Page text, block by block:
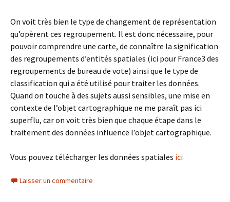
On voit très bien le type de changement de représentation
qu’opèrent ces regroupement. Il est donc nécessaire, pour
pouvoir comprendre une carte, de connaître la signification
des regroupements d’entités spatiales (ici pour France3 des
regroupements de bureau de vote) ainsi que le type de
classification qui a été utilisé pour traiter les données.
Quand on touche à des sujets aussi sensibles, une mise en
contexte de l’objet cartographique ne me paraît pas ici
superflu, car on voit très bien que chaque étape dans le
traitement des données influence l’objet cartographique.
Vous pouvez télécharger les données spatiales ici
Laisser un commentaire